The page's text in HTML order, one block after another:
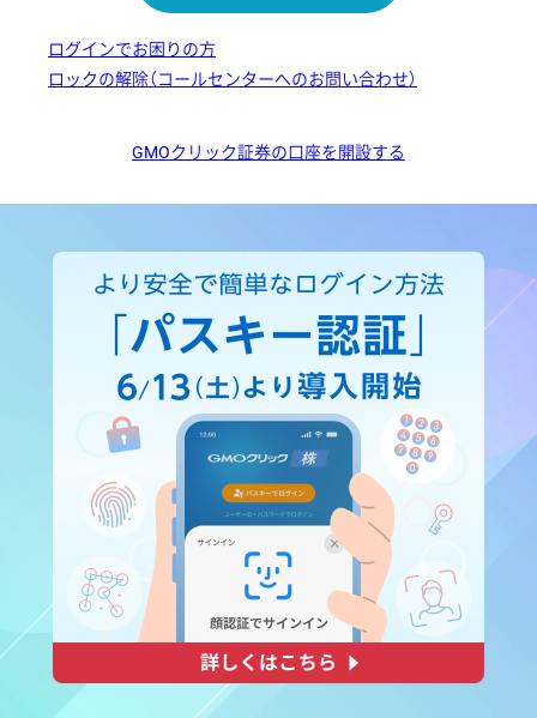
ログインでお困りの方
ロックの解除（コールセンターへのお問い合わせ）
GMOクリック証券の口座を開設する